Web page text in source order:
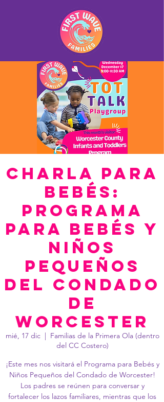
Charla para
bebés:
Programa
para bebés y
niños
pequeños
del condado
de
Worcester
mié, 17 dic
  |
Familias de la Primera Ola (dentro
del CC Costero)
¡Este mes nos visitará el Programa para Bebés y
Niños Pequeños del Condado de Worcester!
Los padres se reúnen para conversar y
fortalecer los lazos familiares, mientras que los